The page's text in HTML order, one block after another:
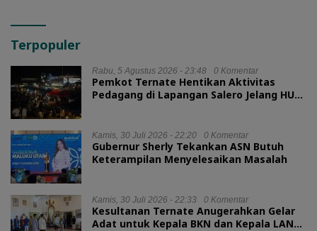
Terpopuler
Rabu, 5 Agustus 2026 - 23:48 0 Komentar
Pemkot Ternate Hentikan Aktivitas
Pedagang di Lapangan Salero Jelang HUT
Kamis, 30 Juli 2026 - 22:20 0 Komentar
Gubernur Sherly Tekankan ASN Butuh
Keterampilan Menyelesaikan Masalah
Kamis, 30 Juli 2026 - 22:33 0 Komentar
Kesultanan Ternate Anugerahkan Gelar
Adat untuk Kepala BKN dan Kepala LAN